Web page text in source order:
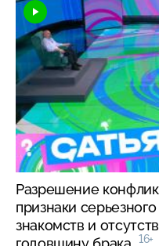
Разрешение
признаки
знакомств и
16+